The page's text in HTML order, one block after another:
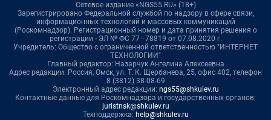
Сетевое издание «NGS55.RU» (18+)
Зарегистрировано Федеральной службой по надзору в сфере связи,
информационных технологий и массовых коммуникаций
(Роскомнадзор). Регистрационный номер и дата принятия решения о
регистрации - ЭЛ № ФС 77 - 78819 от 07.08.2020 г.
Учредитель: Общество с ограниченной ответственностью "ИНТЕРНЕТ
ТЕХНОЛОГИИ"
Главный редактор: Назарчук Ангелина Алексеевна
Адрес редакции: Россия, Омск, ул. Т. К. Щербанева, 25, офис 402, телефон
8 (3812) 38-08-69
Электронный адрес редакции: ngs55@shkulev.ru
Контактные данные для Роскомнадзора и государственных органов:
juristnsk@shkulev.ru
Техподдержка: help@shkulev.ru